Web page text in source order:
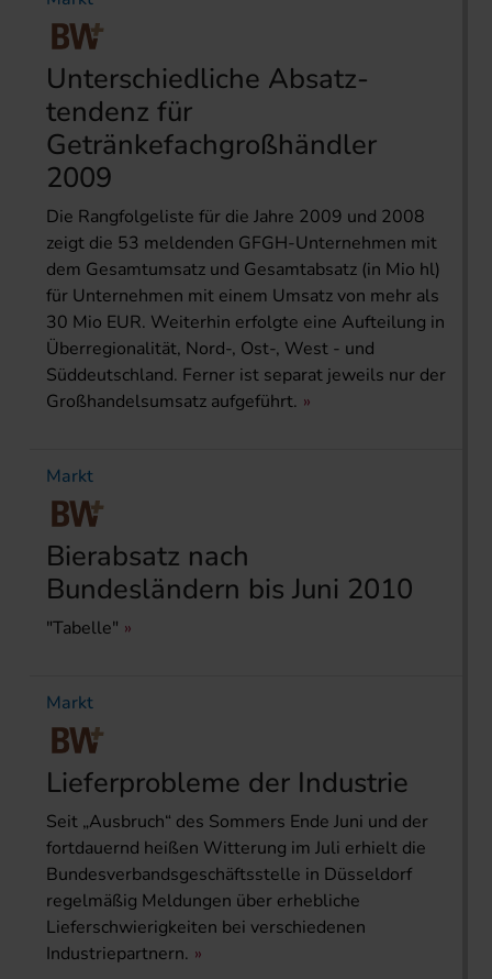
Unterschiedliche Absatz­
tendenz für
Getränkefachgroßhändler
2009
Die Rangfolgeliste für die Jahre 2009 und 2008
zeigt die 53 meldenden GFGH-Unternehmen mit
dem Gesamtum­satz und Gesamtabsatz (in Mio hl)
für Unternehmen mit einem Umsatz von mehr als
30 Mio EUR. Weiterhin erfolgte eine Auftei­lung in
Überregionalität, Nord-, Ost-, West - und
Süddeutschland. Ferner ist separat jeweils nur der
Großhandelsumsatz aufgeführt.
Markt
Bierabsatz nach
Bundesländern bis Juni 2010
"Tabelle"
Markt
Lieferprobleme der Industrie
Seit „Ausbruch“ des Sommers Ende Juni und der
fortdauernd heißen Witterung im Juli erhielt die
Bundesverbandsgeschäftsstelle in Düsseldorf
regelmäßig Meldungen über erhebliche
Lieferschwierigkeiten bei verschiedenen
Industriepartnern.